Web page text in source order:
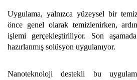
Uygulama, yalnızca yüzeysel bir
önce genel olarak temizlenirken,
işlemi gerçekleştiriliyor. Son
hazırlanmış solüsyon uygulanıyor.
Nanoteknoloji destekli bu